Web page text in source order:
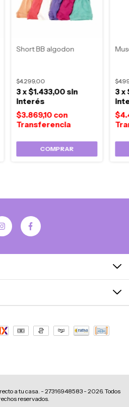
Short BB algodon
$4.299,00
$3.869,10con
3x$1.433,00sin
interés
COMPRAR
3x
a tu casa. - 27316948583 - 2026. Todos
reservados.